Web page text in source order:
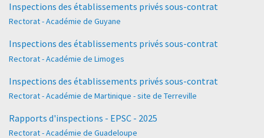
Inspections des établissements privés sous-contrat
Rectorat - Académie de Guyane
Inspections des établissements privés sous-contrat
Rectorat - Académie de Limoges
Inspections des établissements privés sous-contrat
Rectorat - Académie de Martinique - site de Terreville
Rapports d'inspections - EPSC - 2025
Rectorat - Académie de Guadeloupe